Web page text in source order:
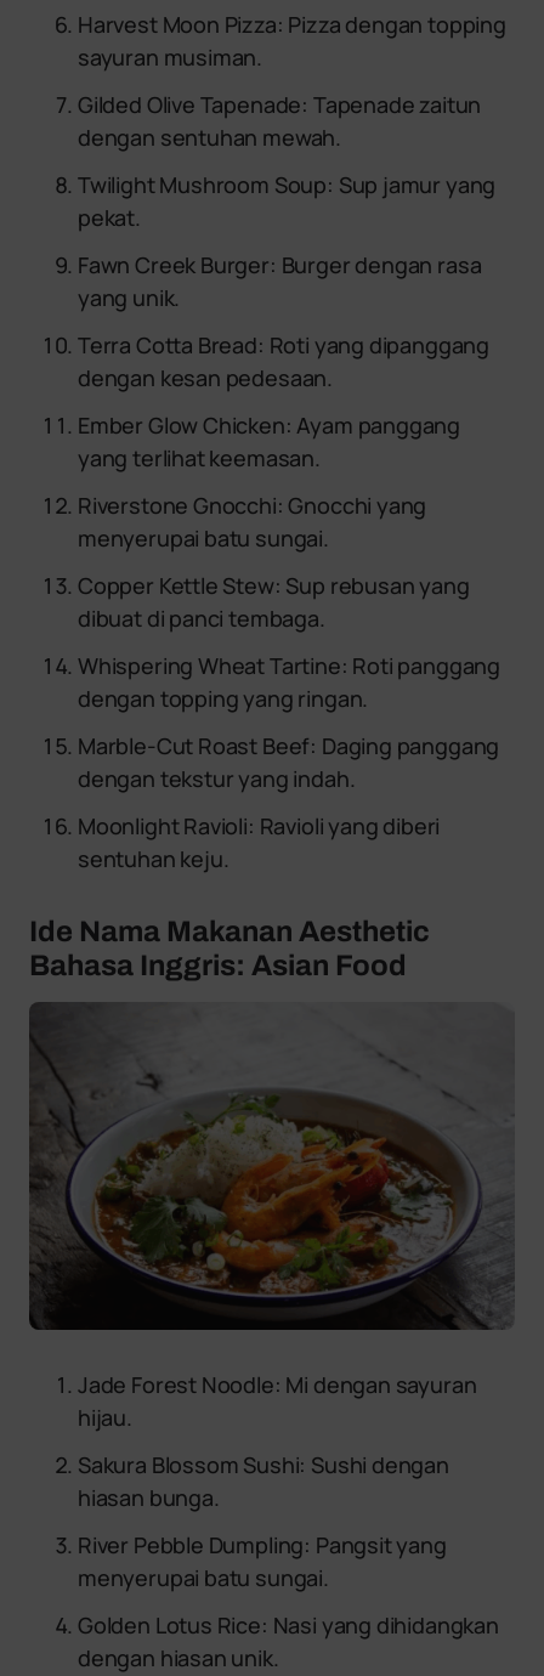
Harvest Moon Pizza: Pizza dengan topping
sayuran musiman.
Gilded Olive Tapenade: Tapenade zaitun
dengan sentuhan mewah.
Twilight Mushroom Soup: Sup jamur yang
pekat.
Fawn Creek Burger: Burger dengan rasa
yang unik.
Terra Cotta Bread: Roti yang dipanggang
dengan kesan pedesaan.
Ember Glow Chicken: Ayam panggang
yang terlihat keemasan.
Riverstone Gnocchi: Gnocchi yang
menyerupai batu sungai.
Copper Kettle Stew: Sup rebusan yang
dibuat di panci tembaga.
Whispering Wheat Tartine: Roti panggang
dengan topping yang ringan.
Marble-Cut Roast Beef: Daging panggang
dengan tekstur yang indah.
Moonlight Ravioli: Ravioli yang diberi
sentuhan keju.
Ide Nama Makanan Aesthetic
Bahasa Inggris: Asian Food
Jade Forest Noodle: Mi dengan sayuran
hijau.
Sakura Blossom Sushi: Sushi dengan
hiasan bunga.
River Pebble Dumpling: Pangsit yang
menyerupai batu sungai.
Golden Lotus Rice: Nasi yang dihidangkan
dengan hiasan unik.